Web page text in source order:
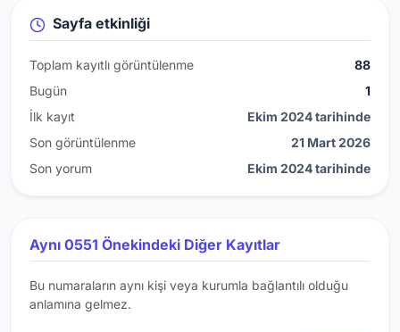
Sayfa etkinliği
Toplam kayıtlı görüntülenme
88
Bugün
1
İlk kayıt
Ekim 2024 tarihinde
Son görüntülenme
21 Mart 2026
Son yorum
Ekim 2024 tarihinde
Aynı 0551 Önekindeki Diğer Kayıtlar
Bu numaraların aynı kişi veya kurumla bağlantılı olduğu
anlamına gelmez.